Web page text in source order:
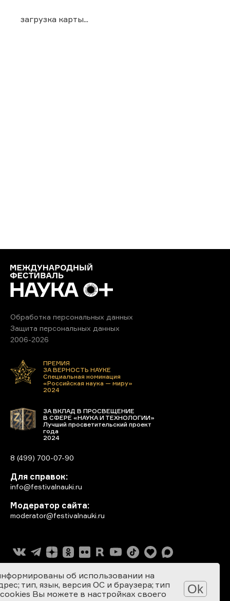
загрузка карты...
Обработка персональных данных
Защита персональных данных
2006-2026
ПРЕМИЯ
ЗА ВЕРНОСТЬ НАУКЕ
Специальная номинация
«Российская наука — миру»
2024
ЗА ВКЛАД В ПРОСВЕЩЕНИЕ
В СФЕРЕ «НАУКА И ТЕХНОЛОГИИ»
Лучший просветительский проект
года
2024
8 (499) 700-07-90
Для справок:
info@festivalnauki.ru
Модератор сайта:
moderator@festivalnauki.ru
об использовании на
тип, язык, версия ОС и браузера; тип
Вы можете в настройках своего
Ok